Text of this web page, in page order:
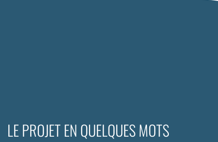
LE PROJET EN QUELQUES MOTS